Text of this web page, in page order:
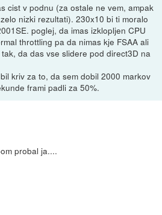
cist v podnu (za ostale ne vem, ampak
nizki rezultati). 230x10 bi ti moralo
poglej, da imas izklopljen CPU
throttling pa da nimas kje FSAA ali
da das vse slidere pod direct3D na
kriv za to, da sem dobil 2000 markov
frami padli za 50%.
probal ja....